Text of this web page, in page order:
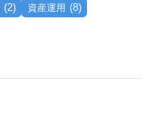
(2) 資産運用 (8)